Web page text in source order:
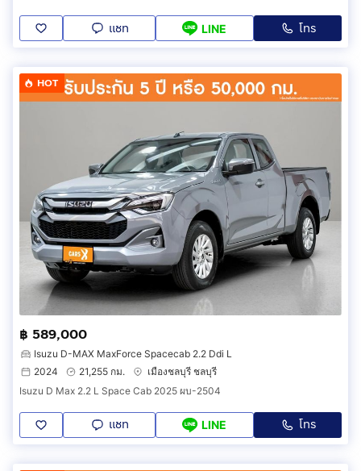
แชท LINE โทร
HOT
฿ 589,000
Isuzu D-MAX MaxForce Spacecab 2.2 Ddi L
2024
21,255 กม.
เมืองชลบุรี ชลบุรี
Isuzu D Max 2.2 L Space Cab 2025 ผบ-2504
แชท LINE โทร